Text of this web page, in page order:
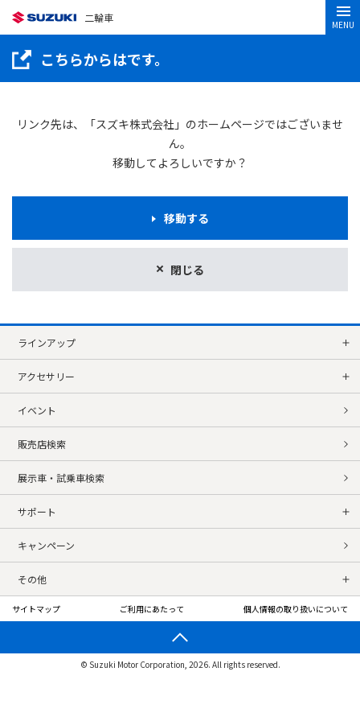
二輪車
MENU
こちらからはです。
リンク先は、「スズキ株式会社」のホームページではございませ
ん。
移動してよろしいですか？
閉じる
移動する
ラインアップ
アクセサリー
イベント
販売店検索
展示車・試乗車検索
サポート
キャンペーン
その他
サイトマップ ご利用にあたって 個人情報の取り扱いについて
© Suzuki Motor Corporation, 2026. All rights reserved.